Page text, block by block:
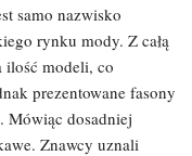
samo nazwisko
rynku mody. Z całą
ilość modeli, co
prezentowane fasony
Mówiąc dosadniej
Znawcy uznali